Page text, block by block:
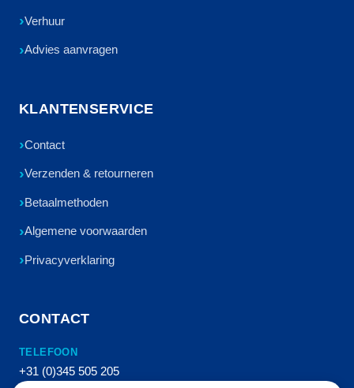
Verhuur
Advies aanvragen
KLANTENSERVICE
Contact
Verzenden & retourneren
Betaalmethoden
Algemene voorwaarden
Privacyverklaring
CONTACT
TELEFOON
+31 (0)345 505 205